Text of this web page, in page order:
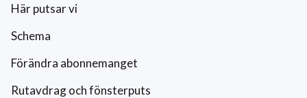
Här putsar vi
Schema
Förändra abonnemanget
Rutavdrag och fönsterputs